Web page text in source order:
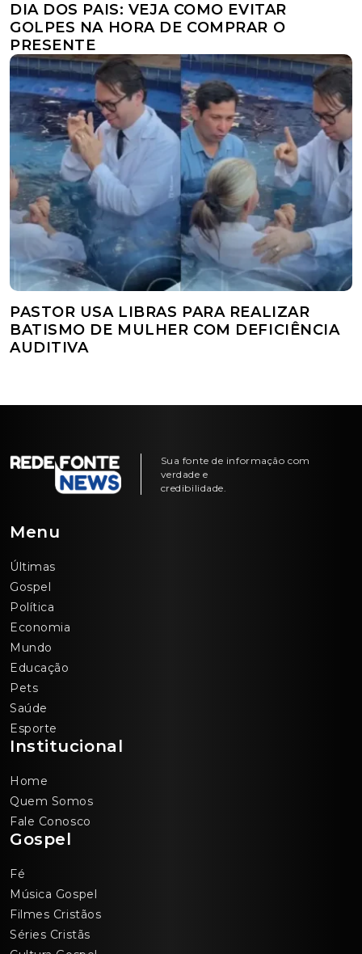
DIA DOS PAIS: VEJA COMO EVITAR
GOLPES NA HORA DE COMPRAR O
PRESENTE
PASTOR USA LIBRAS PARA REALIZAR
BATISMO DE MULHER COM DEFICIÊNCIA
AUDITIVA
Sua fonte de informação com
verdade e
credibilidade.
Menu
Últimas
Gospel
Política
Economia
Mundo
Educação
Pets
Saúde
Esporte
Institucional
Home
Quem Somos
Fale Conosco
Gospel
Fé
Música Gospel
Filmes Cristãos
Séries Cristãs